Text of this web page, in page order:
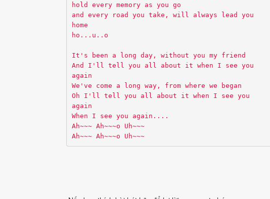
hold every memory as you go
and every road you take, will always lead you
home
ho...u..o
It's been a long day, without you my friend
And I'll tell you all about it when I see you
again
We've come a long way, from where we began
Oh I'll tell you all about it when I see you
again
When I see you again....
Ah~~~ Ah~~~o Uh~~~
Ah~~~ Ah~~~o Uh~~~